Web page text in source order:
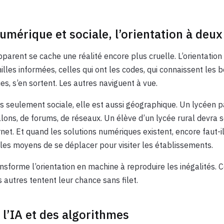
et sociale, l’orientation à
se cache une réalité encore plus cruelle.
informées, celles qui ont les codes, qui connaissent les
s’en sortent. Les autres naviguent à vue.
seulement sociale, elle est aussi géographique. Un lycéen
de forums, de réseaux. Un élève d’un lycée rural devra
Et quand les solutions numériques existent, encore faut-
moyens de se déplacer pour visiter les établissements.
l’orientation en machine à reproduire les inégalités.
autres tentent leur chance sans filet.
et des algorithmes